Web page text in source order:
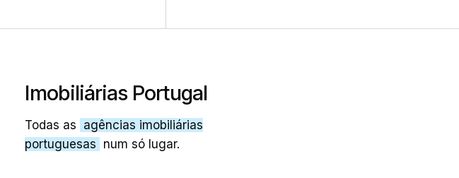
Imobiliárias Portugal
Todas as agências imobiliárias
portuguesas num só lugar.